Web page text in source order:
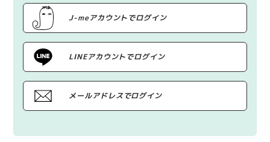
J-meアカウントでログイン
LINEアカウントでログイン
メールアドレスでログイン